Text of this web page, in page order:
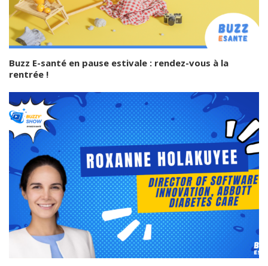
Buzz E-santé en pause estivale : rendez-vous à la
rentrée !